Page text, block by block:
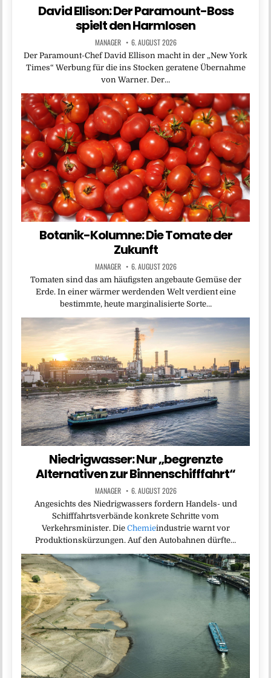
David Ellison: Der Paramount-Boss
spielt den Harmlosen
MANAGER 6. AUGUST 2026
Der Paramount-Chef David Ellison macht in der „New York
Times“ Werbung für die ins Stocken geratene Übernahme
von Warner. Der…
Botanik-Kolumne: Die Tomate der
Zukunft
MANAGER 6. AUGUST 2026
Tomaten sind das am häufigsten angebaute Gemüse der
Erde. In einer wärmer werdenden Welt verdient eine
bestimmte, heute marginalisierte Sorte…
Niedrigwasser: Nur „begrenzte
Alternativen zur Binnenschifffahrt“
MANAGER 6. AUGUST 2026
Angesichts des Niedrigwassers fordern Handels- und
Schifffahrtsverbände konkrete Schritte vom
Verkehrsminister. Die Chemieindustrie warnt vor
Produktionskürzungen. Auf den Autobahnen dürfte…